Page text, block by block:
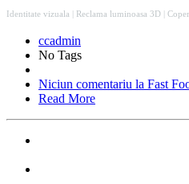
Identitate vizuala | Reclama luminoasa 3D |
ccadmin
No Tags
Niciun comentariu la Fast
Read More